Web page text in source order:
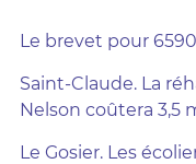
Le brevet pour
Saint-Claude. La
Nelson coûtera 3,5
Le Gosier. Les